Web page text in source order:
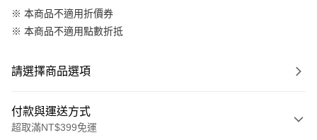
※ 本商品不適用折價券
※ 本商品不適用點數折抵
請選擇商品選項
付款與運送方式
超取滿NT$399免運